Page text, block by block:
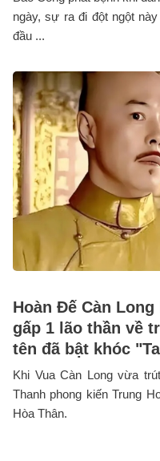
ngày, sự ra đi đột ngột
đầu ...
Hoàn Đế Càn
gấp 1 lão thần về
tên đã bật khóc
Khi Vua Càn Long vừa
Thanh phong kiến Trung
Hòa Thân.